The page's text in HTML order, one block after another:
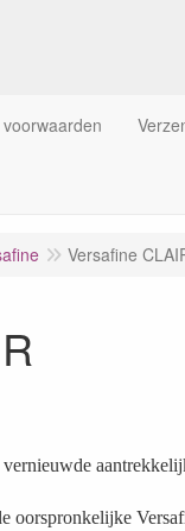
Versafine
oorspronkelijke